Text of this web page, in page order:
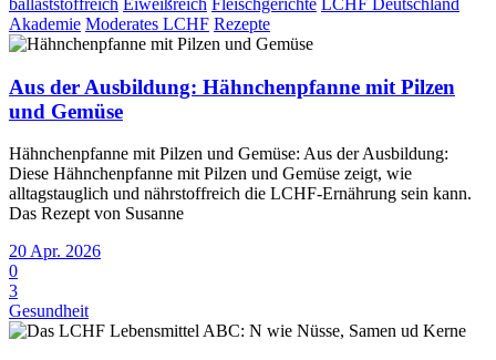
Akademie Moderates LCHF Rezepte
Aus der Ausbildung: Hähnchenpfanne mit Pilzen
und Gemüse
Hähnchenpfanne mit Pilzen und Gemüse: Aus der Ausbildung:
Diese Hähnchenpfanne mit Pilzen und Gemüse zeigt, wie
alltagstauglich und nährstoffreich die LCHF-Ernährung sein kann.
Das Rezept von Susanne
20 Apr. 2026
0
3
Gesundheit